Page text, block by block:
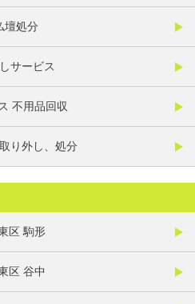
壇処分
サービス
不用品回収
り外し、処分
区 駒形
区 谷中